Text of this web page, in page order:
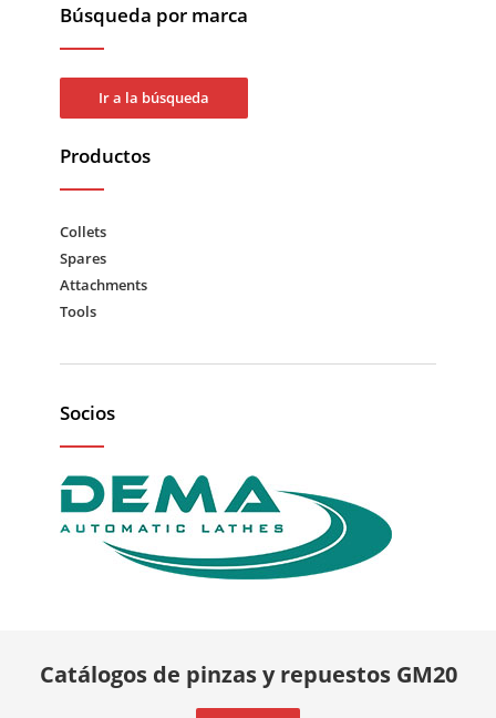
Búsqueda por marca
Ir a la búsqueda
Productos
Collets
Spares
Attachments
Tools
Socios
Catálogos de pinzas y repuestos GM20